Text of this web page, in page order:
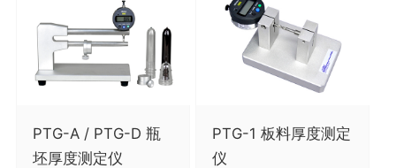
PTG-A / PTG-D 瓶
坯厚度测定仪
PTG-1 板料厚度测定
仪